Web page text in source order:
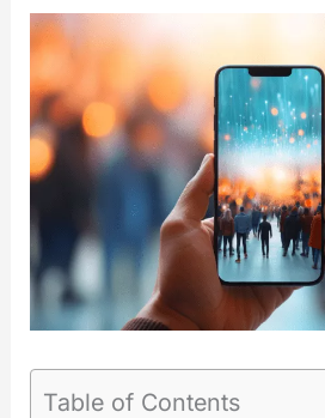
Table of Contents